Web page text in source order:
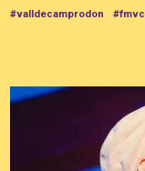
#valldecamprodon #fmvc